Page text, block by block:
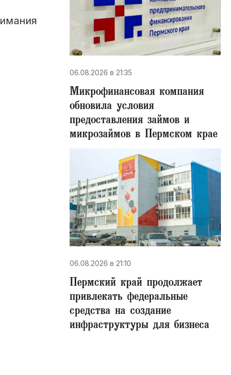
06.08.2026 в 21:35
Микрофинансовая компания
обновила условия
предоставления займов и
микрозаймов в Пермском крае
06.08.2026 в 21:10
Пермский край продолжает
привлекать федеральные
средства на создание
инфраструктуры для бизнеса